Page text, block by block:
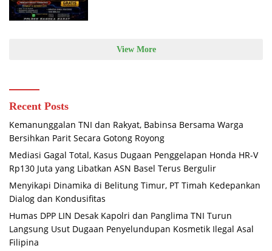
View More
Recent Posts
Kemanunggalan TNI dan Rakyat, Babinsa Bersama Warga
Bersihkan Parit Secara Gotong Royong
Mediasi Gagal Total, Kasus Dugaan Penggelapan Honda HR-V
Rp130 Juta yang Libatkan ASN Basel Terus Bergulir
Menyikapi Dinamika di Belitung Timur, PT Timah Kedepankan
Dialog dan Kondusifitas
Humas DPP LIN Desak Kapolri dan Panglima TNI Turun
Langsung Usut Dugaan Penyelundupan Kosmetik Ilegal Asal
Filipina